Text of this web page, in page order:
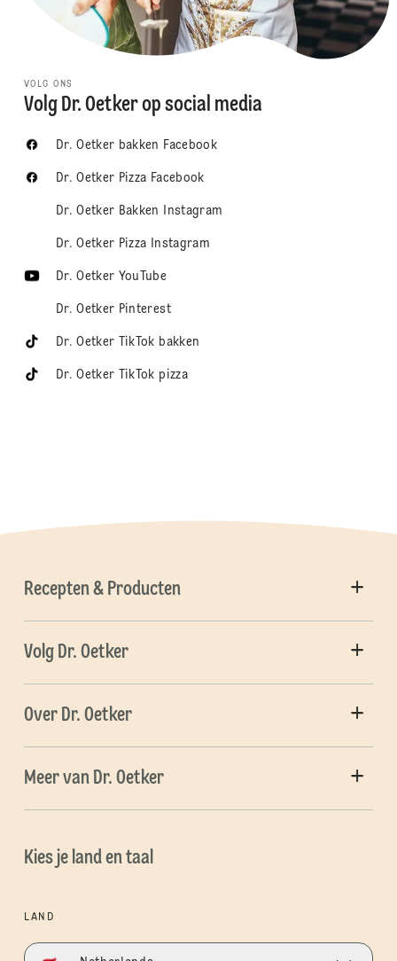
VOLG ONS
Volg Dr. Oetker op social media
Dr. Oetker bakken Facebook
Dr. Oetker Pizza Facebook
Dr. Oetker Bakken Instagram
Dr. Oetker Pizza Instagram
Dr. Oetker YouTube
Dr. Oetker Pinterest
Dr. Oetker TikTok bakken
Dr. Oetker TikTok pizza
Recepten & Producten
Volg Dr. Oetker
Over Dr. Oetker
Meer van Dr. Oetker
Kies je land en taal
LAND